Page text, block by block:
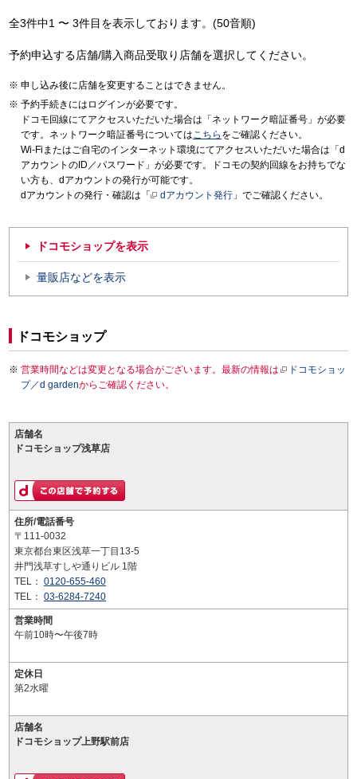
全3件中1 〜 3件目を表示しております。(50音順)
予約申込する店舗/購入商品受取り店舗を選択してください。
申し込み後に店舗を変更することはできません。
予約手続きにはログインが必要です。
ドコモ回線にてアクセスいただいた場合は「ネットワーク暗証番号」が必要
です。ネットワーク暗証番号についてはこちら をご確認ください。
Wi-Fiまたはご自宅のインターネット環境にてアクセスいただいた場合は「d
アカウントのID／パスワード」が必要です。ドコモの契約回線をお持ちでな
い方も、dアカウントの発行が可能です。
dアカウントの発行・確認は「
dアカウント発行 」でご確認ください。
ドコモショップを表示
量販店などを表示
ドコモショップ
営業時間などは変更となる場合がございます。最新の情報は
ドコモショッ
プ／d gardenからご確認ください。
店舗名
ドコモショップ浅草店
住所/電話番号
〒111-0032
東京都台東区浅草一丁目13-5
井門浅草すしや通りビル 1階
TEL： 0120-655-460
TEL： 03-6284-7240
営業時間
午前10時〜午後7時
定休日
第2水曜
店舗名
ドコモショップ上野駅前店